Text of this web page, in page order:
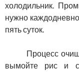
холодильник.
нужно
пять суток.
Процесс
вымойте рис и